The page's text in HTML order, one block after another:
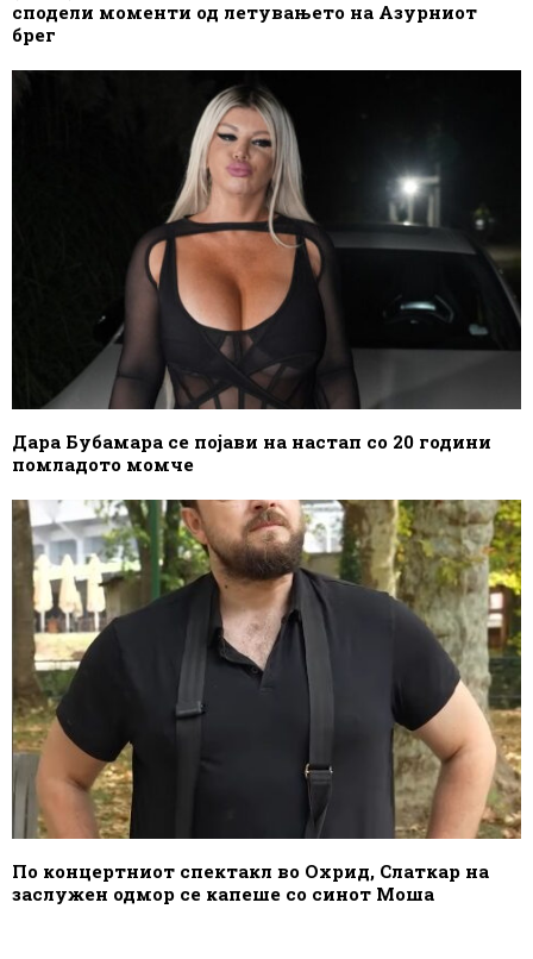
сподели моменти од летувањето на Азурниот
брег
Дара Бубамара се појави на настап со 20 години
помладото момче
По концертниот спектакл во Охрид, Слаткар на
заслужен одмор се капеше со синот Моша